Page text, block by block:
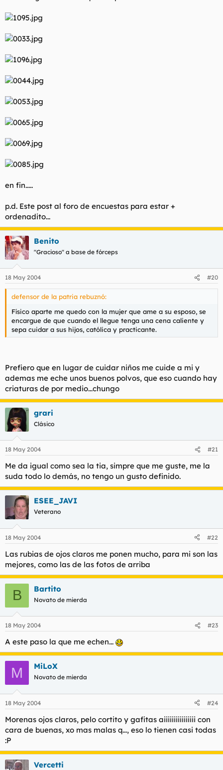
en fin.....
p.d. Este post al foro de encuestas para estar +
ordenadito...
Benito
"Gracioso" a base de fórceps
18 May 2004 #20
defensor de la patria rebuznó:
Físico aparte me quedo con la mujer que ame a su esposo, se
encargue de que cuando el llegue tenga una cena caliente y
sepa cuidar a sus hijos, católica y practicante.
Prefiero que en lugar de cuidar niños me cuide a mi y
ademas me eche unos buenos polvos, que eso cuando hay
criaturas de por medio...chungo
grari
Clásico
18 May 2004 #21
Me da igual como sea la tia, simpre que me guste, me la
suda todo lo demás, no tengo un gusto definido.
ESEE_JAVI
Veterano
18 May 2004 #22
Las rubias de ojos claros me ponen mucho, para mi son las
mejores, como las de las fotos de arriba
B Bartito
Novato de mierda
18 May 2004 #23
A este paso la que me echen...
M MiLoX
Novato de mierda
18 May 2004 #24
Morenas ojos claros, pelo cortito y gafitas aiiiiiiiiiiiiiiii con
cara de buenas, xo mas malas q..., eso lo tienen casi todas
:P
Vercetti